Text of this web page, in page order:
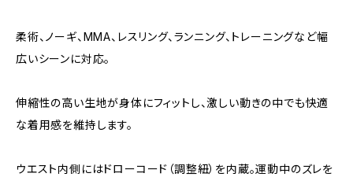
柔術、ノーギ、MMA、レスリング、ランニング、トレーニングなど幅
広いシーンに対応。
伸縮性の高い生地が身体にフィットし、激しい動きの中でも快適
な着用感を維持します。
ウエスト内側にはドローコード（調整紐）を内蔵。運動中のズレを